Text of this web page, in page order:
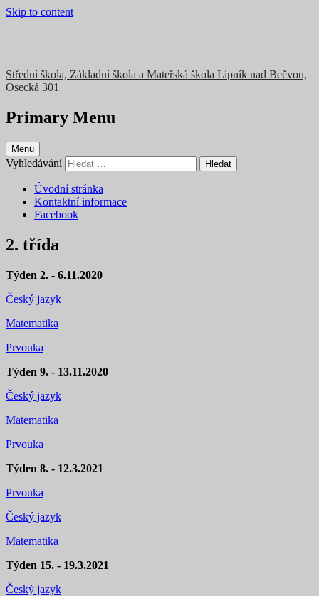
Skip to content
Střední škola, Základní škola a Mateřská škola Lipník nad Bečvou,
Osecká 301
Primary Menu
Menu
Vyhledávání
Úvodní stránka
Kontaktní informace
Facebook
2. třída
Týden 2. - 6.11.2020
Český jazyk
Matematika
Prvouka
Týden 9. - 13.11.2020
Český jazyk
Matematika
Prvouka
Týden 8. - 12.3.2021
Prvouka
Český jazyk
Matematika
Týden 15. - 19.3.2021
Český jazyk